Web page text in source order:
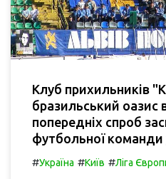
Клуб прихильників
бразильський оазис в
попередніх спроб
футбольної команди
#Україна #Київ #Ліга